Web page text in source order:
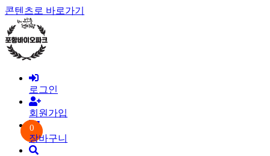
콘텐츠로 바로가기
로그인
회원가입
0
장바구니